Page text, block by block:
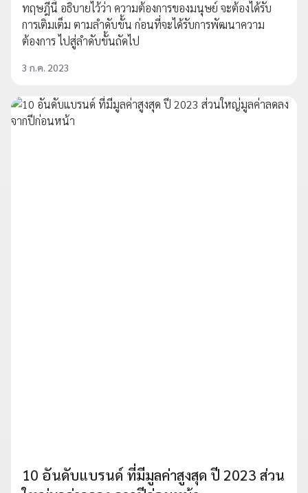
ทฤษฎีนี้ อธิบายไว้ว่า ความต้องการของมนุษย์ จะต้องได้รับ
การเติมเต็ม ตามลำดับขั้น ก่อนที่จะได้รับการพัฒนาความ
ต้องการ ไปสู่ลำดับขั้นถัดไป
3 ก.ค. 2023
10 อันดับแบรนด์ ที่มีมูลค่าสูงสุด ปี 2023 ส่วน